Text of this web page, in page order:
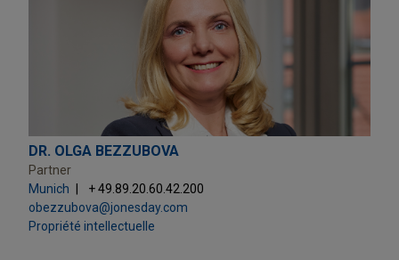
DR. OLGA BEZZUBOVA
Partner
Munich
+ 49.89.20.60.42.200
obezzubova@jonesday.com
Propriété intellectuelle